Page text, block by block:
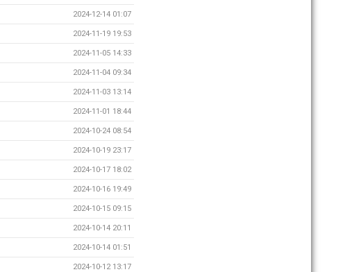
2024-12-14 01:07
2024-11-19 19:53
2024-11-05 14:33
2024-11-04 09:34
2024-11-03 13:14
2024-11-01 18:44
2024-10-24 08:54
2024-10-19 23:17
2024-10-17 18:02
2024-10-16 19:49
2024-10-15 09:15
2024-10-14 20:11
2024-10-14 01:51
2024-10-12 13:17